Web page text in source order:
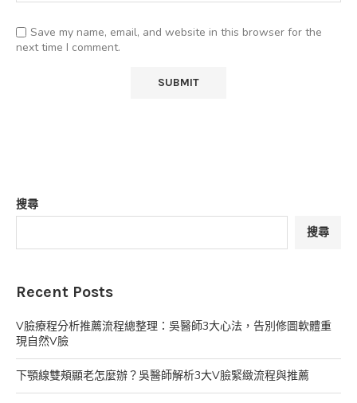
Save my name, email, and website in this browser for the
next time I comment.
搜尋
搜尋
Recent Posts
V臉療程分析推薦流程總整理：吳醫師3大心法，告別修圖軟體重
現自然V臉
下顎線雙頰顯老怎麼辦？吳醫師解析3大V臉緊緻流程與推薦